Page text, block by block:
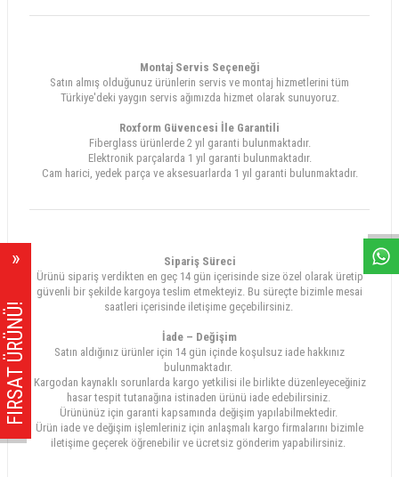
FIRSAT ÜRÜNÜ!
Montaj Servis Seçeneği
Satın almış olduğunuz ürünlerin servis ve montaj hizmetlerini tüm
Türkiye'deki yaygın servis ağımızda hizmet olarak sunuyoruz.
Roxform Güvencesi İle Garantili
Fiberglass ürünlerde 2 yıl garanti bulunmaktadır.
Elektronik parçalarda 1 yıl garanti bulunmaktadır.
Cam harici, yedek parça ve aksesuarlarda 1 yıl garanti bulunmaktadır.
Sipariş Süreci
Ürünü sipariş verdikten en geç 14 gün içerisinde size özel olarak üretip
güvenli bir şekilde kargoya teslim etmekteyiz. Bu süreçte bizimle mesai
saatleri içerisinde iletişime geçebilirsiniz.
İade – Değişim
Satın aldığınız ürünler için 14 gün içinde koşulsuz iade hakkınız
bulunmaktadır.
Kargodan kaynaklı sorunlarda kargo yetkilisi ile birlikte düzenleyeceğiniz
hasar tespit tutanağına istinaden ürünü iade edebilirsiniz.
Ürününüz için garanti kapsamında değişim yapılabilmektedir.
Ürün iade ve değişim işlemleriniz için anlaşmalı kargo firmalarını bizimle
iletişime geçerek öğrenebilir ve ücretsiz gönderim yapabilirsiniz.